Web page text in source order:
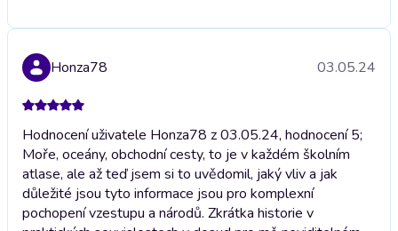
Honza78 03.05.24
Hodnocení uživatele Honza78 z 03.05.24, hodnocení 5;
Moře, oceány, obchodní cesty, to je v každém školním
atlase, ale až teď jsem si to uvědomil, jaký vliv a jak
důležité jsou tyto informace jsou pro komplexní
pochopení vzestupu a národů. Zkrátka historie v